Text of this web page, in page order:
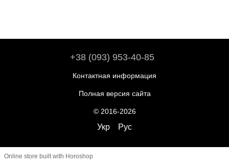
+38 (093) 953-40-85
Контактная информация
Полная версия сайта
© 2016-2026
Укр Рус
Online store built with Horoshop